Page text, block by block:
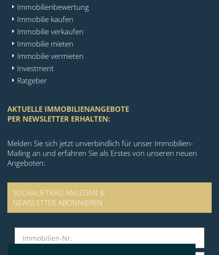
Immobilienbewertung
Immobilie kaufen
Immobilie verkaufen
Immobilie mieten
Immobilie vermieten
Investment
Ratgeber
AKTUELLE IMMOBILIENANGEBOTE
PER NEWSLETTER ERHALTEN:
Melden Sie sich jetzt unverbindlich für unser Immobilien-
Mailing an und erfahren Sie als Erstes von unseren neuen
Angeboten:
SUCHAUFTRAG ANLEGEN &
NEWSLETTER ABONNIEREN